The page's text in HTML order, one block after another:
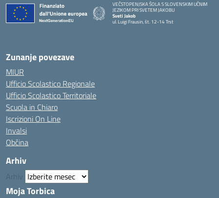
VEČSTOPENJSKA ŠOLA S SLOVENSKIM UČNIM
JEZIKOM PRI SVETEM JAKOBU
Sveti Jakob
ul. Luigi Frausin, št. 12-14 Trst
— Visita la pagina iniziale della scuola
Zunanje povezave
MIUR
Ufficio Scolastico Regionale
Ufficio Scolastico Territoriale
Scuola in Chiaro
Iscrizioni On Line
Invalsi
Občina
Arhiv
Arhiv
Moja Torbica